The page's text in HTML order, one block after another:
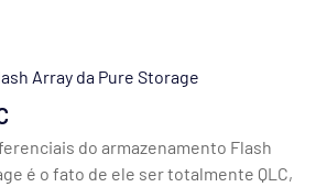
Array da Pure Storage
do armazenamento Flash
é o fato de ele ser totalmente QLC,